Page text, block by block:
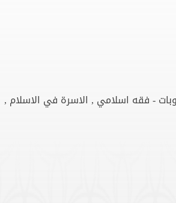
- فقه اسلامي , الاسرة في الاسلام ,